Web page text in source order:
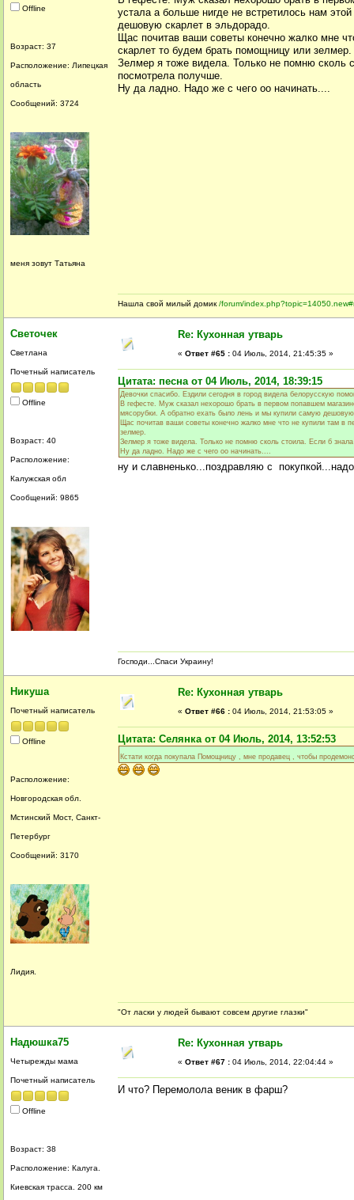
Offline
Возраст: 37
Расположение: Липецкая
область
Сообщений: 3724
меня зовут Татьяна
устала а больше нигде не встретилось нам
дешовую скарлет в эльдорадо.
Щас почитав ваши советы конечно жалко мне
скарлет то будем брать помощницу или зелмер.
Зелмер я тоже видела. Только не помню сколь
посмотрела получше.
Ну да ладно. Надо же с чего оо начинать....
Нашла свой милый домик /forum/
Светочек
Светлана
Почетный написатель
Offline
Возраст: 40
Расположение:
Калужская обл
Сообщений: 9865
Re: Кухонная утварь
« Ответ #65 : 04 Июль, 2014, 21:45:35 »
Цитата: песна от 04 Июль, 2014, 18:39:15
Девочки спасибо. Ездили сегодня в город видела белорусскую
В гефесте. Муж сказал нехорошо брать в первом попавшем
мясорубки. А обратно ехать было лень и мы купили самую
Щас почитав ваши советы конечно жалко мне что не купили там в
зелмер.
Зелмер я тоже видела. Только не помню сколь стоила. Если б
Ну да ладно. Надо же с чего оо начинать....
ну и славненько...поздравляю с
Господи...Спаси Украину!
Никуша
Почетный написатель
Offline
Расположение:
Новгородская обл.
Мстинский Мост, Санкт-
Петербург
Сообщений: 3170
Лидия.
Re: Кухонная утварь
« Ответ #66 : 04 Июль, 2014, 21:53:05 »
Цитата: Селянка от 04 Июль, 2014, 13:52:53
Кстати когда покупала Помощницу , мне продавец , чтобы
"От ласки у людей бывают совсем другие глазки"
Надюшка75
Четырежды мама
Почетный написатель
Offline
Возраст: 38
Расположение: Калуга.
Киевская трасса. 200 км
Re: Кухонная утварь
« Ответ #67 : 04 Июль, 2014, 22:04:44 »
И что? Перемолола веник в фарш?